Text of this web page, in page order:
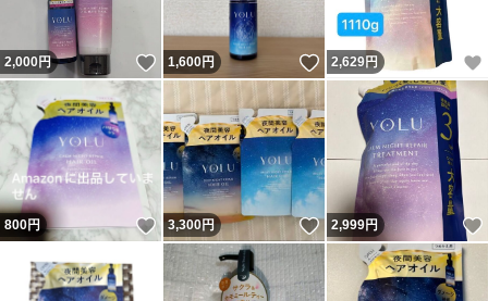
2,000円 いいね！
1,600円 いいね！
2,629円
800円 いいね！
3,300円 いいね！
2,999円